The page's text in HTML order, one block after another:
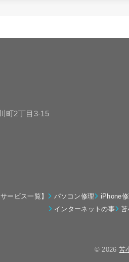
町2丁目3-15
ービス一覧】 パソコン修理 iPhone
インターネットの事
苫
© 2026苫